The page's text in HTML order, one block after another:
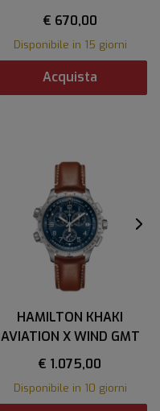
€ 670,00
Disponibile in 15 giorni
Acquista
HAMILTON KHAKI
AVIATION X WIND GMT
€ 1.075,00
Disponibile in 10 giorni